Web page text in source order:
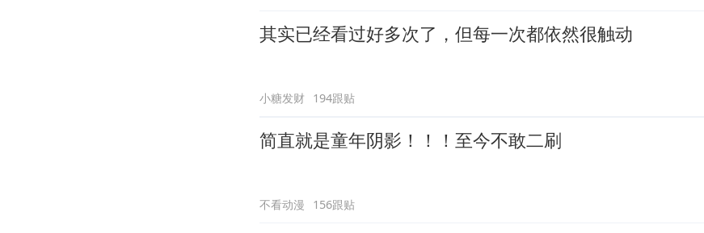
其实已经看过好多次了，但每一次都依然很触动
小糖发财 194跟贴
简直就是童年阴影！！！至今不敢二刷
不看动漫 156跟贴